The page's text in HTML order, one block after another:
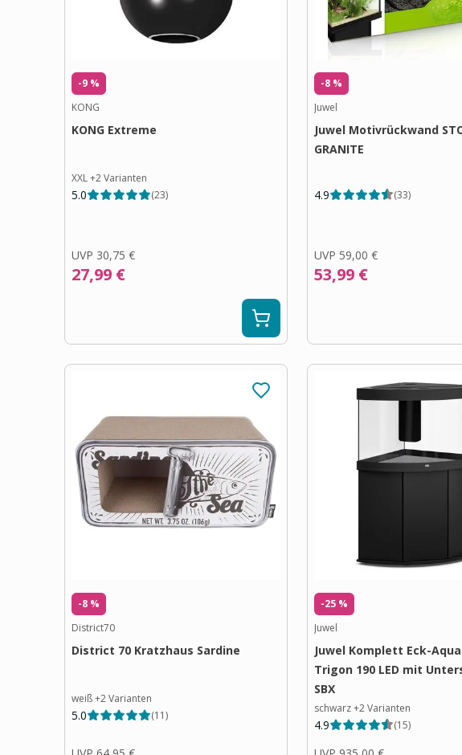
-9 %
KONG
KONG Extreme
XXL+2Varianten
5.0 (23)
UVP 30,75 €
27,99 €
-8 %
Juwel
Juwel Motivrückwand
GRANITE
4.9 (33)
UVP 59,00 €
53,99 €
-8 %
District70
District 70 Kratzhaus Sardine
weiß+2Varianten
5.0 (11)
-25 %
Juwel
Juwel Komplett Eck-
Trigon 190 LED mit
SBX
schwarz+2Varianten
4.9 (15)